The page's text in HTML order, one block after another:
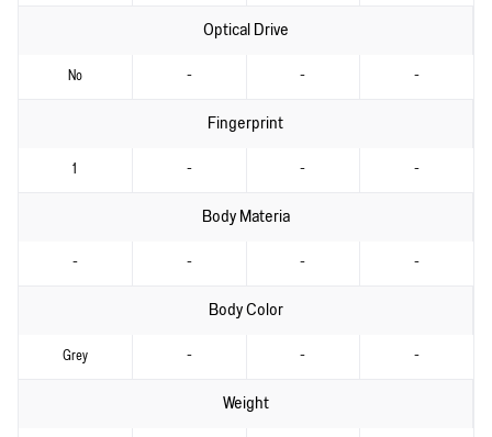
Optical Drive
No - - -
Fingerprint
1 - - -
Body Materia
- - - -
Body Color
Grey - - -
Weight